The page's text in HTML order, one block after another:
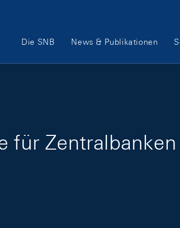
Hauptnavigation
Die SNB News & Publikationen
für Zentralbanken